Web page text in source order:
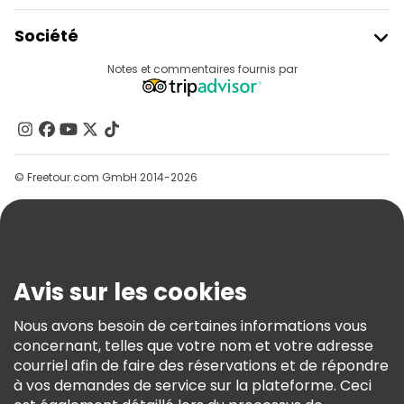
Visites gratuites à proximité Edinburgh Castle
Visites gratuites à proximité Royal Mile
Connexion Du Fournisseur
Programme D’affiliation
Société
Contactez-Nous
Groupes
Aide
Conditions Générales Et Mentions Légales
Politique En Matière De Cookies
Freetour Prix
Programme De Fidélité
Notes et commentaires fournis par
© Freetour.com GmbH 2014-2026
Avis sur les cookies
Nous avons besoin de certaines informations vous
concernant, telles que votre nom et votre adresse
courriel afin de faire des réservations et de répondre
à vos demandes de service sur la plateforme. Ceci